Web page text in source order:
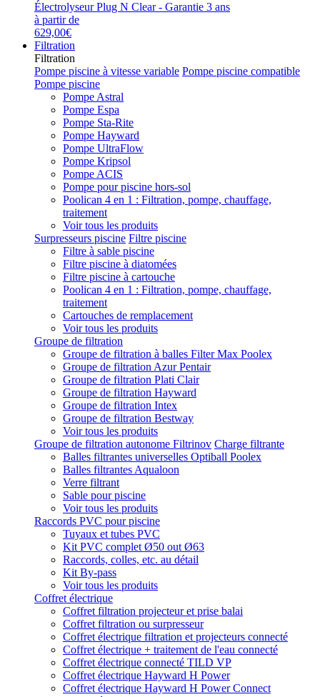
Électrolyseur Plug N Clear - Garantie 3 ans
à partir de
629,00€
Filtration
Filtration
Pompe piscine à vitesse variable Pompe piscine compatible
Pompe piscine
Pompe Astral
Pompe Espa
Pompe Sta-Rite
Pompe Hayward
Pompe UltraFlow
Pompe Kripsol
Pompe ACIS
Pompe pour piscine hors-sol
Poolican 4 en 1 : Filtration, pompe, chauffage,
traitement
Voir tous les produits
Surpresseurs piscine Filtre piscine
Filtre à sable piscine
Filtre piscine à diatomées
Filtre piscine à cartouche
Poolican 4 en 1 : Filtration, pompe, chauffage,
traitement
Cartouches de remplacement
Voir tous les produits
Groupe de filtration
Groupe de filtration à balles Filter Max Poolex
Groupe de filtration Azur Pentair
Groupe de filtration Plati Clair
Groupe de filtration Hayward
Groupe de filtration Intex
Groupe de filtration Bestway
Voir tous les produits
Groupe de filtration autonome Filtrinov Charge filtrante
Balles filtrantes universelles Optiball Poolex
Balles filtrantes Aqualoon
Verre filtrant
Sable pour piscine
Voir tous les produits
Raccords PVC pour piscine
Tuyaux et tubes PVC
Kit PVC complet Ø50 out Ø63
Raccords, colles, etc. au détail
Kit By-pass
Voir tous les produits
Coffret électrique
Coffret filtration projecteur et prise balai
Coffret filtration ou surpresseur
Coffret électrique filtration et projecteurs connecté
Coffret électrique + traitement de l'eau connecté
Coffret électrique connecté TILD VP
Coffret électrique Hayward H Power
Coffret électrique Hayward H Power Connect